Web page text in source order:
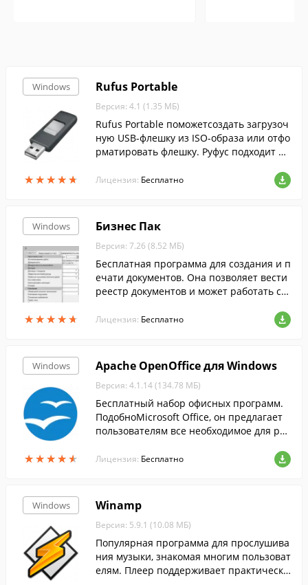
Windows
★★★★★
★★★★★
Rufus Portable
Версия: 4.1 (1.35 МБ)
Rufus Portable поможетсоздать загрузоч
ную USB-флешку из ISO-образа или отфо
рматировать флешку. Руфус подходит дл
ает русский язык.
Лицензия: Бесплатно
Windows
★★★★★
★★★★★
Бизнес Пак
Версия: 7.26 (8.52 МБ)
Бесплатная программа для создания и п
ечати документов. Она позволяет вести
реестр документов и может работать с о
Лицензия: Бесплатно
Windows
★★★★★
★★★★★
Apache OpenOffice для Windows
Версия: 4.1.14 (134.78 МБ)
Бесплатный набор офисных программ.
ПодобноMicrosoft Office, он предлагает
пользователям все необходимое для раб
Лицензия: Бесплатно
Windows Winamp
Версия: 5.9.1 (10.08 МБ)
Популярная программа для прослушива
ния музыки, знакомая многим пользоват
елям. Плеер поддерживает практически